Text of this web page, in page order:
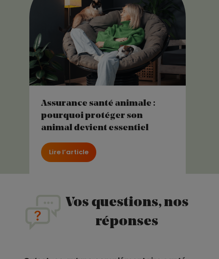
Assurance santé animale :
pourquoi protéger son
animal devient essentiel
Lire l’article
Vos questions, nos
réponses